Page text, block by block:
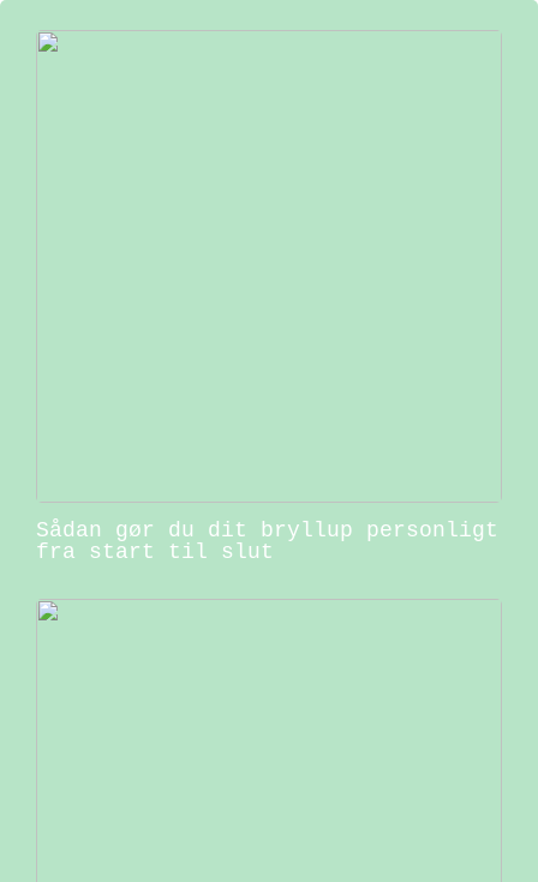
Sådan gør du dit bryllup personligt
fra start til slut